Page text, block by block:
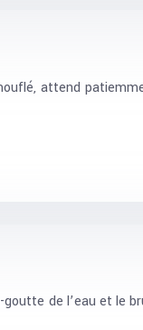
attend
de l’eau et le